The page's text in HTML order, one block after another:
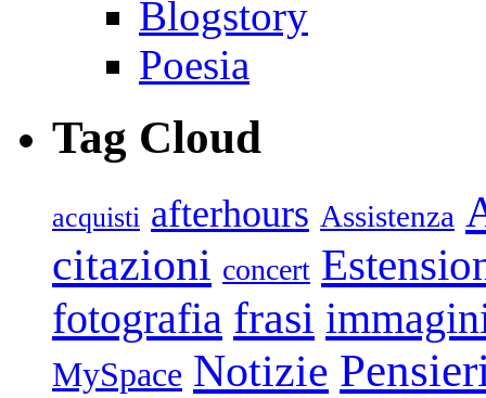
Blogstory
Poesia
Tag Cloud
acquisti afterhours Assistenza
citazioni concert
fotografia frasi
MySpace Notizie